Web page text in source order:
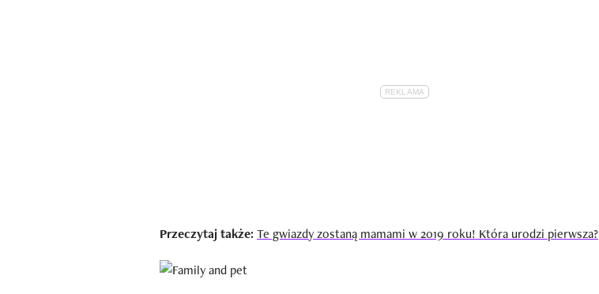
Przeczytaj także: Te gwiazdy zostaną mamami w 2019 roku! Która urodzi pierwsza?